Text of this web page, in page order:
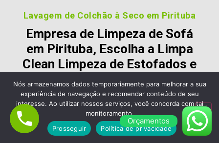
Lavagem de Colchão à Seco em Pirituba
Empresa de Limpeza de Sofá
em Pirituba, Escolha a Limpa
Clean Limpeza de Estofados e
Colchão
Nossos clientes são fiéis pois gostara dos nossos
serviços e nos recomendam, veja alguns desses
comentários:Orçamentos
Nós armazenamos dados temporariamente para melhorar a sua
experiência de navegação e recomendar conteúdo de seu
interesse. Ao utilizar nossos serviços, você concorda com tal
monitoramento.
Prosseguir
Política de privacidade